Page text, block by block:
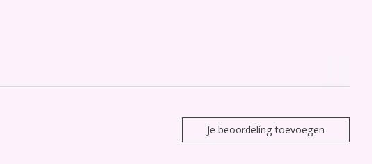
Je beoordeling toevoegen